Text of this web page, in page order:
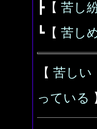
┣【 苦し
┗【 苦し
【 苦しい
っている